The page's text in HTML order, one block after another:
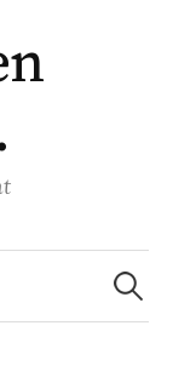
Zoeken
naar: